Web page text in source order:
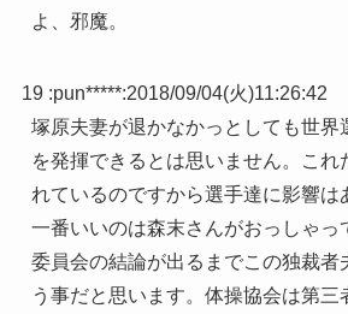
よ、邪魔。
19 :pun*****:2018/09/04(火)11:26:42
塚原夫妻が退かなかっとしても世界
を発揮できるとは思いません。これ
れているのですから選手達に影響は
一番いいのは森末さんがおっしゃっ
委員会の結論が出るまでこの独裁者
う事だと思います。体操協会は第三